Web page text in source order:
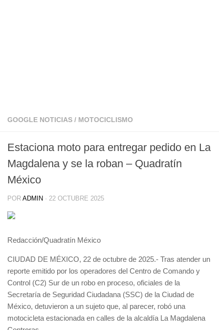
GOOGLE NOTICIAS / MOTOCICLISMO
Estaciona moto para entregar pedido en La
Magdalena y se la roban – Quadratín
México
POR ADMIN · 22 OCTUBRE 2025
Redacción/Quadratín México
CIUDAD DE MÉXICO, 22 de octubre de 2025.- Tras atender un
reporte emitido por los operadores del Centro de Comando y
Control (C2) Sur de un robo en proceso, oficiales de la
Secretaría de Seguridad Ciudadana (SSC) de la Ciudad de
México, detuvieron a un sujeto que, al parecer, robó una
motocicleta estacionada en calles de la alcaldía La Magdalena